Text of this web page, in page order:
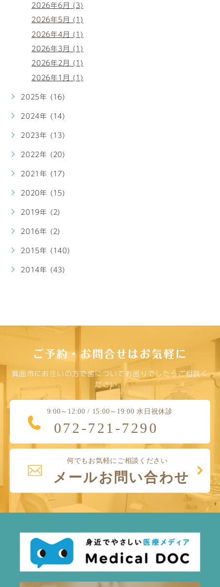
2026年6月 (3)
2026年5月 (1)
2026年4月 (1)
2026年3月 (1)
2026年2月 (1)
2026年1月 (1)
2025年 (16)
2024年 (14)
2023年 (13)
2022年 (20)
2021年 (17)
2020年 (15)
2019年 (2)
2016年 (2)
2015年 (140)
2014年 (43)
ご予約・お問合せはお気軽に
箕面市にお住いの方で歯についてお困りでしたらご相談く
ださい。